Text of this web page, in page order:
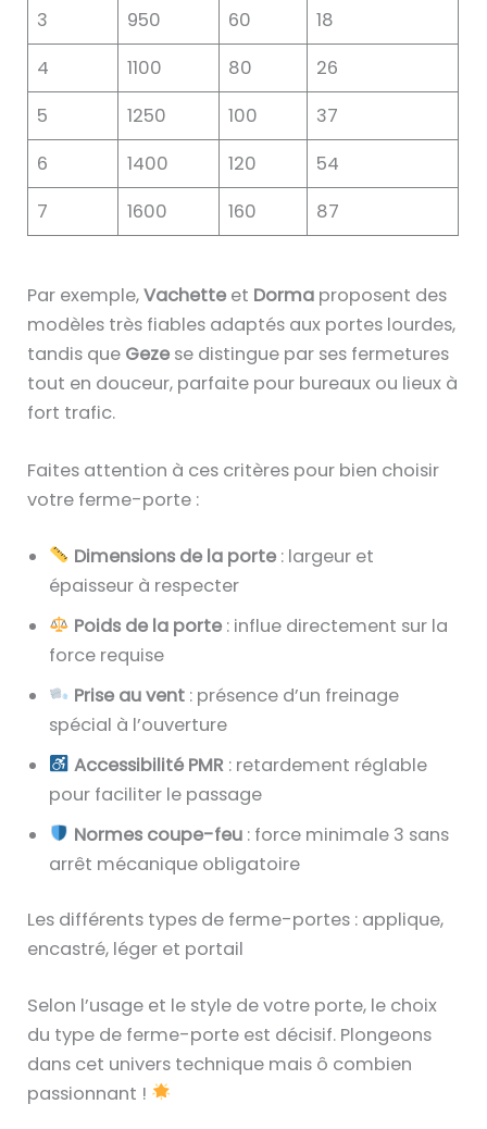
3
950 60
18
4
1100 80
26
5
1250 100
37
6
1400 120
54
7
1600 160 87
Par exemple,Vachette et Dorma proposent des
modèles très fiables adaptés aux portes lourdes,
tandis que Geze se distingue par ses fermetures
tout en douceur, parfaite pour bureaux ou lieux à
fort trafic.
Faites attention à ces critères pour bien choisir
votre ferme-porte :
Dimensions de la porte: largeur et
épaisseur à respecter
Poids de la porte: influe directement sur la
force requise
Prise au vent: présence d’un freinage
spécial à l’ouverture
Accessibilité PMR: retardement réglable
pour faciliter le passage
Normes coupe-feu: force minimale 3 sans
arrêt mécanique obligatoire
Les différents types de ferme-portes : applique,
encastré, léger et portail
Selon l’usage et le style de votre porte, le choix
du type de ferme-porte est décisif. Plongeons
dans cet univers technique mais ô combien
passionnant !